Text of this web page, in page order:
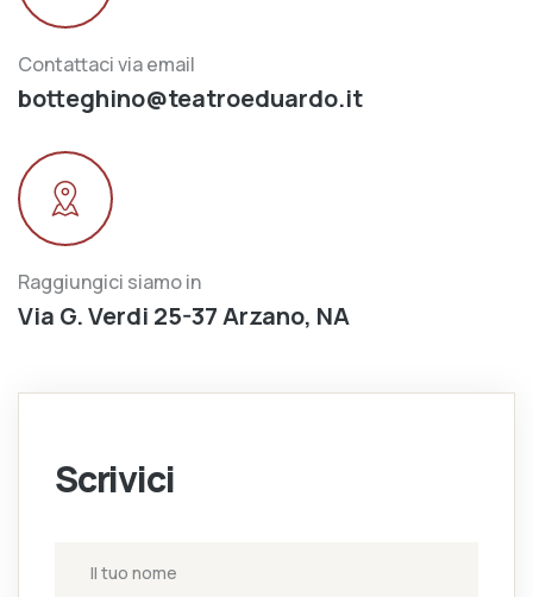
Contattaci via email
botteghino@teatroeduardo.it
Raggiungici siamo in
Via G. Verdi 25-37 Arzano, NA
Scrivici